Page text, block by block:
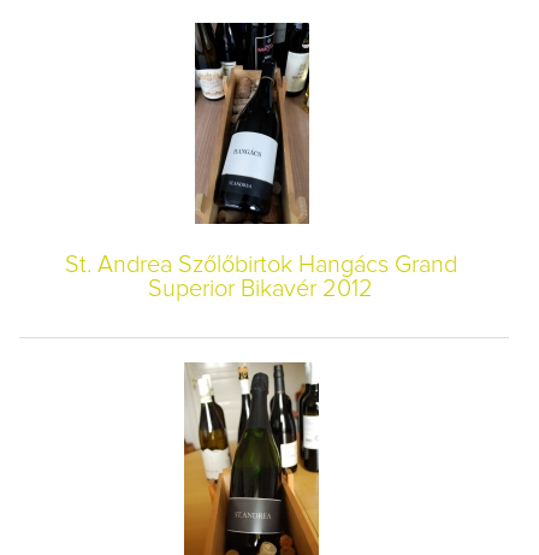
St. Andrea Szőlőbirtok Hangács Grand
Superior Bikavér 2012